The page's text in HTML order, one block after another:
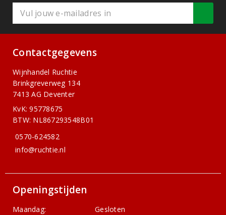
Contactgegevens
Wijnhandel Ruchtie
Brinkgreverweg 134
7413 AG Deventer
KvK: 95778675
BTW: NL867293548B01
0570-624582
info@ruchtie.nl
Openingstijden
Maandag:
Gesloten